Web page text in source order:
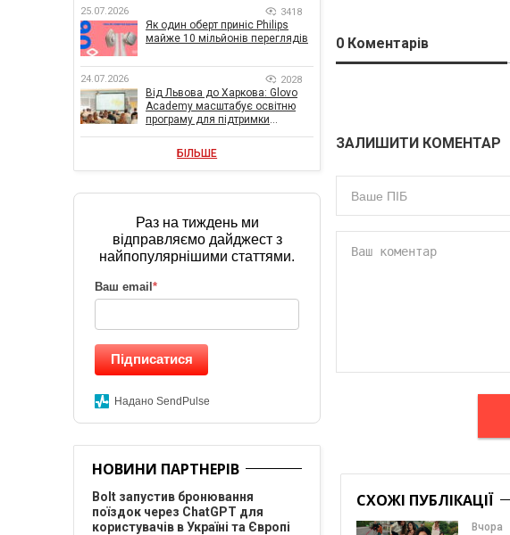
0 Коментарів
ЗАЛИШИТИ КОМЕНТАР
СХОЖІ ПУБЛІКАЦІЇ
Вчора
25.07.2026 3418
Як один оберт приніс Philips
майже 10 мільйонів переглядів
24.07.2026 2028
Від Львова до Харкова: Glovo
Academy масштабує освітню
програму для підтримки
БІЛЬШЕ
Раз на тиждень ми
відправляємо дайджест з
найпопулярнішими статтями.
Ваш email *
Підписатися
Надано SendPulse
НОВИНИ ПАРТНЕРІВ
Bolt запустив бронювання
поїздок через ChatGPT для
користувачів в Україні та Європі